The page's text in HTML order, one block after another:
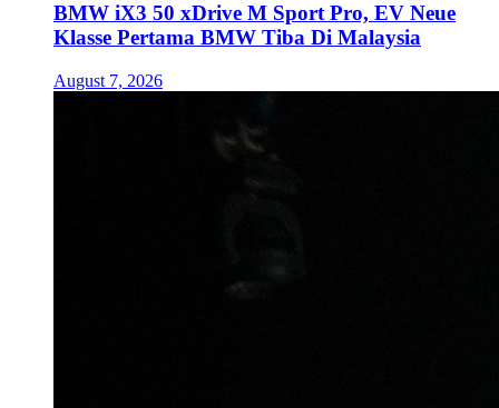
BMW iX3 50 xDrive M Sport Pro, EV Neue
Klasse Pertama BMW Tiba Di Malaysia
August 7, 2026